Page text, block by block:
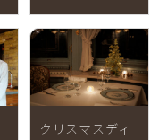
日～4月5日 終
クリスマスディ